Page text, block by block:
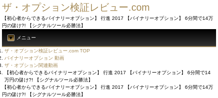
ザ・オプション検証レビュー.com
【初心者からできるバイナリーオプション】 行進 2017 【バイナリーオプション】 6分間で14万
円の儲け?! 【シグナルツール必勝法】
メニュー
ザ・オプション検証レビュー.com TOP
バイナリーオプション 動画
ザ・オプション関連動画
【初心者からできるバイナリーオプション】 行進 2017 【バイナリーオプション】 6分間で14
万円の儲け?! 【シグナルツール必勝法】
【初心者からできるバイナリーオプション】 行進 2017 【バイナリーオプション】 6分間で14万
円の儲け?! 【シグナルツール必勝法】